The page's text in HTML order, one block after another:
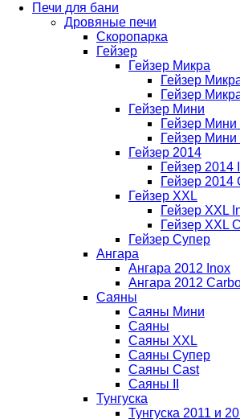
Печи для бани
Дровяные печи
Скоропарка
Гейзер
Гейзер Микра
Гейзер
Гейзер
Гейзер Мини
Гейзер Мини
Гейзер Мини
Гейзер 2014
Гейзер 2014
Гейзер 2014
Гейзер XXL
Гейзер XXL
Гейзер XXL
Гейзер Супер
Ангара
Ангара 2012 Inox
Ангара 2012
Саяны
Саяны Мини
Саяны
Саяны XXL
Саяны Супер
Саяны Cast
Саяны II
Тунгуска
Тунгуска 2011 и